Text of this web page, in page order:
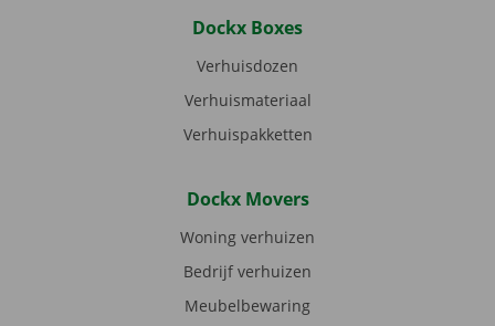
Dockx Boxes
Verhuisdozen
Verhuismateriaal
Verhuispakketten
Dockx Movers
Woning verhuizen
Bedrijf verhuizen
Meubelbewaring